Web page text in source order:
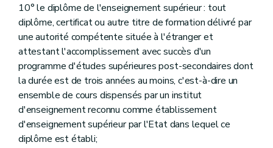
10° le diplôme de l'enseignement supérieur : tout
diplôme, certificat ou autre titre de formation délivré par
une autorité compétente située à l'étranger et
attestant l'accomplissement avec succès d'un
programme d'études supérieures post-secondaires dont
la durée est de trois années au moins, c'est-à-dire un
ensemble de cours dispensés par un institut
d'enseignement reconnu comme établissement
d'enseignement supérieur par l'Etat dans lequel ce
diplôme est établi;